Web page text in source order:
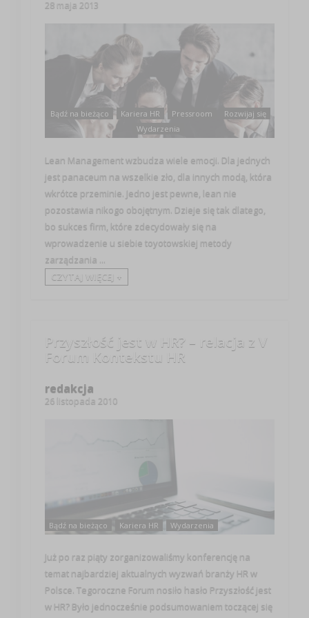
28 maja 2013
Bądź na bieżąco Kariera HR Pressroom
Rozwijaj się
Wydarzenia
Lean Management wzbudza wiele emocji. Dla jednych
jest panaceum na wszelkie zło, dla innych modą, która
wkrótce przeminie. Jedno jest pewne, lean nie
pozostawia nikogo obojętnym. Dzieje się tak dlatego,
bo sukces firm, które zdecydowały się na
wprowadzenie u siebie toyotowskiej metody
zarządzania ...
CZYTAJ WIĘCEJ +
Przyszłość jest w HR? – relacja z V
Forum Kontekstu HR
redakcja
26 listopada 2010
Bądź na bieżąco Kariera HR Wydarzenia
Już po raz piąty zorganizowaliśmy konferencję na
temat najbardziej aktualnych wyzwań branży HR w
Polsce. Tegoroczne Forum nosiło hasło Przyszłość jest
w HR? Było jednocześnie podsumowaniem toczącej się